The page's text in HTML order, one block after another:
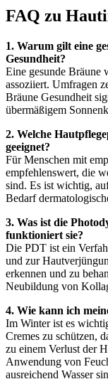
FAQ zu
1. Warum gilt eine
Gesundheit?
Eine gesunde Bräune
assoziiert. Umfragen
Bräune Gesundheit
übermäßigem
2. Welche
geeignet?
Für Menschen mit
empfehlenswert, die
sind. Es ist wichtig,
Bedarf
3. Was ist die
funktioniert sie?
Die PDT ist ein
und zur
erkennen und zu
Neubildung von
4. Wie kann ich
Im Winter ist es
Cremes zu schützen,
zu einem Verlust der
Anwendung von
ausreichend Wasser